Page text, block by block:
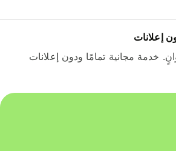
خدمة مجانية تمامًا ودون إعلانات